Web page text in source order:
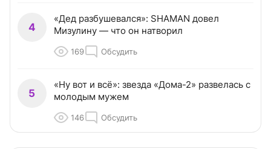
4
«Дед разбушевался»: SHAMAN довел
Мизулину — что он натворил
169 Обсудить
5
«Ну вот и всё»: звезда «Дома-2» развелась с
молодым мужем
146 Обсудить